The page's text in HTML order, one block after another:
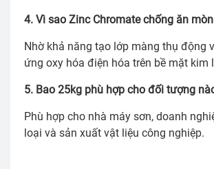
4. Vì sao Zinc Chromate chống ăn
Nhờ khả năng tạo lớp màng thụ động
ứng oxy hóa điện hóa trên bề mặt kim
5. Bao 25kg phù hợp cho đối tượng
Phù hợp cho nhà máy sơn, doanh
loại và sản xuất vật liệu công nghiệp.